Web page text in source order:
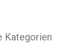
Kategorien